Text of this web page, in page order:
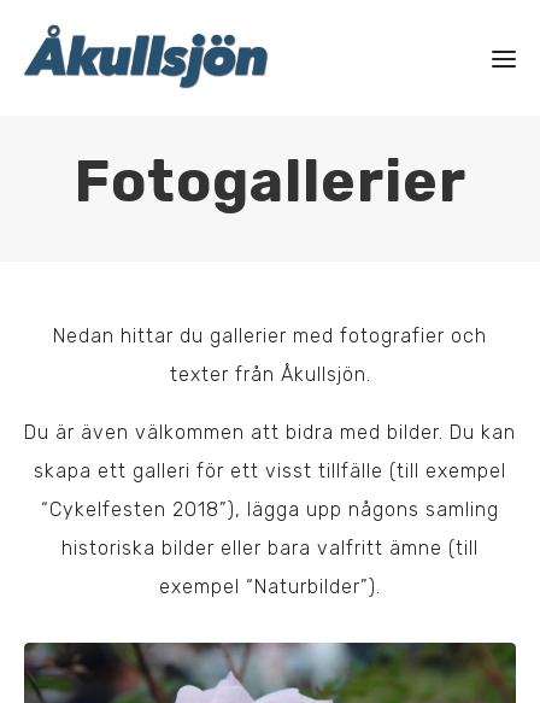
Fotogallerier
Nedan hittar du gallerier med fotografier och
texter från Åkullsjön.
Du är även välkommen att bidra med bilder. Du kan
skapa ett galleri för ett visst tillfälle (till exempel
“Cykelfesten 2018”), lägga upp någons samling
historiska bilder eller bara valfritt ämne (till
exempel “Naturbilder”).